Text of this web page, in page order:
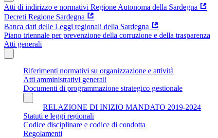
Atti di indirizzo e normativi Regione Autonoma della Sardegna
Decreti Regione Sardegna
Banca dati delle Leggi regionali della Sardegna
Piano triennale per prevenzione della corruzione e della trasparenza
Atti generali
Riferimenti normativi su organizzazione e attività
Atti amministrativi generali
Documenti di programmazione strategico gestionale
RELAZIONE DI INIZIO MANDATO 2019-2024
Statuti e leggi regionali
Codice disciplinare e codice di condotta
Regolamenti